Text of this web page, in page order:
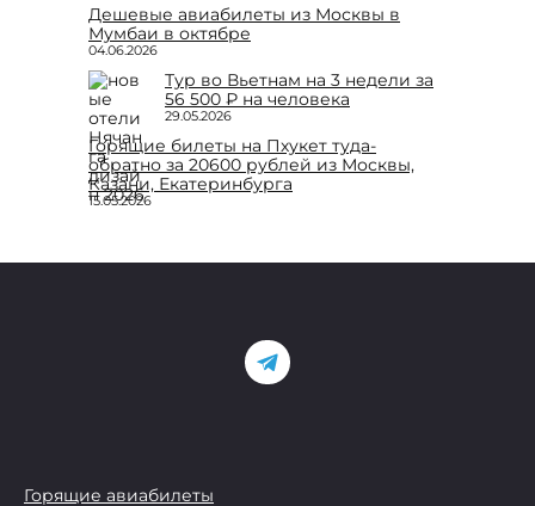
Дешевые авиабилеты из Москвы в
Мумбаи в октябре
04.06.2026
Тур во Вьетнам на 3 недели за
56 500 ₽ на человека
29.05.2026
Горящие билеты на Пхукет туда-
обратно за 20600 рублей из Москвы,
Казани, Екатеринбурга
15.05.2026
Горящие авиабилеты